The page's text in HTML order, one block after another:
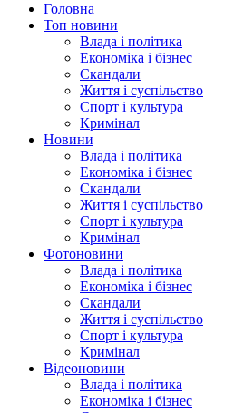
Головна
Топ новини
Влада і політика
Економіка і бізнес
Скандали
Життя і суспільство
Спорт і культура
Кримінал
Новини
Влада і політика
Економіка і бізнес
Скандали
Життя і суспільство
Спорт і культура
Кримінал
Фотоновини
Влада і політика
Економіка і бізнес
Скандали
Життя і суспільство
Спорт і культура
Кримінал
Відеоновини
Влада і політика
Економіка і бізнес